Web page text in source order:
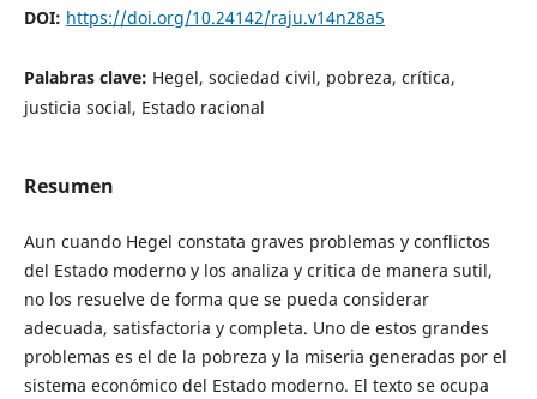
DOI: https://doi.org/10.24142/raju.v14n28a5
Palabras clave: Hegel, sociedad civil, pobreza, crítica,
justicia social, Estado racional
Resumen
Aun cuando Hegel constata graves problemas y conflictos
del Estado moderno y los analiza y critica de manera sutil,
no los resuelve de forma que se pueda considerar
adecuada, satisfactoria y completa. Uno de estos grandes
problemas es el de la pobreza y la miseria generadas por el
sistema económico del Estado moderno. El texto se ocupa